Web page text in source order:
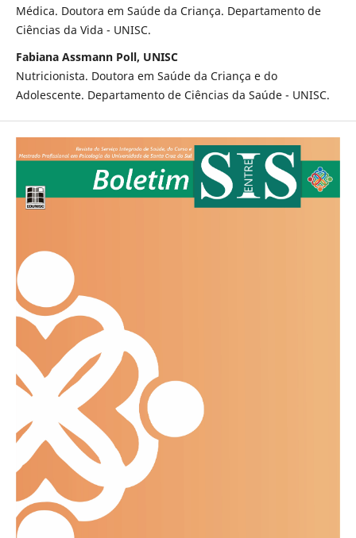
Médica. Doutora em Saúde da Criança. Departamento de
Ciências da Vida - UNISC.
Fabiana Assmann Poll, UNISC
Nutricionista. Doutora em Saúde da Criança e do
Adolescente. Departamento de Ciências da Saúde - UNISC.